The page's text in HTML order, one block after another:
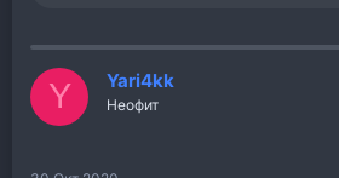
к
ц
и
:
Y Yari4kk
Неофит